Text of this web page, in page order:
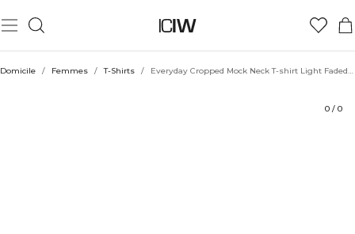
Domicile / Femmes / T-Shirts / Everyday Cropped Mock Neck T-shirt Light Faded Teal
0 / 0